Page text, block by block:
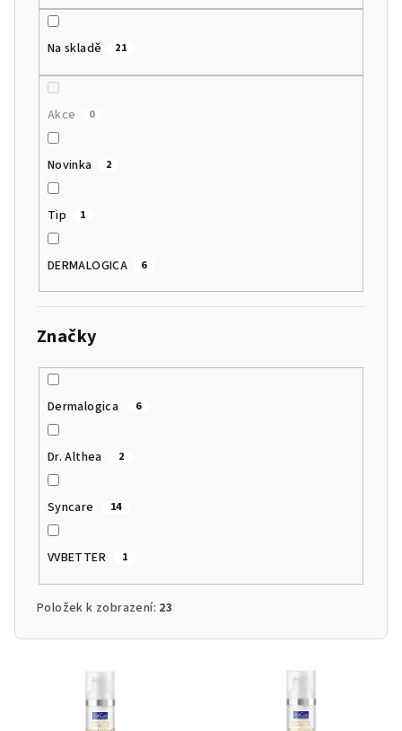
Na skladě 21
Akce 0
Novinka 2
Tip 1
DERMALOGICA 6
Značky
Dermalogica 6
Dr. Althea 2
Syncare 14
VVBETTER 1
Položek k zobrazení: 23